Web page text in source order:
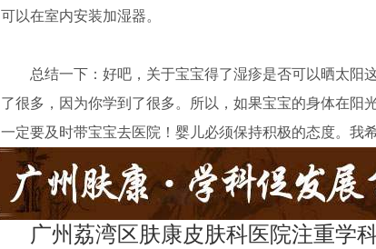
可以在室内安装加湿器。
总结一下：好吧，关于宝宝得了湿疹是否可以晒太阳这
了很多，因为你学到了很多。所以，如果宝宝的身体在阳
一定要及时带宝宝去医院！婴儿必须保持积极的态度。我
广州荔湾区肤康皮肤科医院注重学